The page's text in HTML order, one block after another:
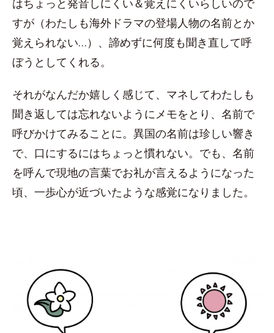
はちょっと発音しにくい＆覚えにくいらしいので
すが（わたしも海外ドラマの登場人物の名前とか
覚えられない…）、諦めずに何度も聞き直して呼
ぼうとしてくれる。
それがなんだか嬉しく感じて、マネしてわたしも
聞き返しては忘れないようにメモをとり、名前で
呼びかけてみることに。異国の名前は珍しい響き
で、口にするにはちょっと慣れない。でも、名前
を呼んで現地の言葉でお礼が言えるようになった
頃、一歩心が近づいたような感覚になりました。